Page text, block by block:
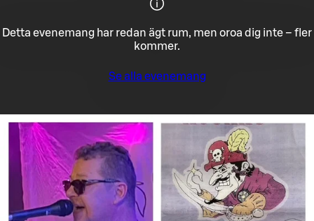
Detta evenemang har redan ägt rum, men oroa dig inte – fler
kommer.
Se alla evenemang